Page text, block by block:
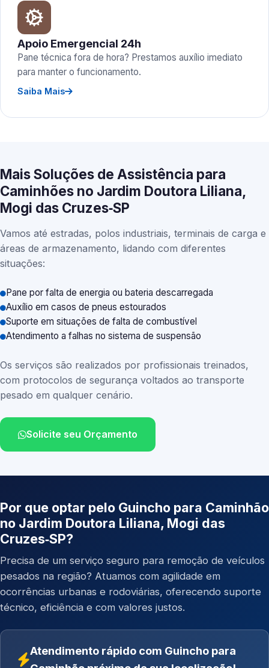
Apoio Emergencial 24h
Pane técnica fora de hora? Prestamos auxílio imediato
para manter o funcionamento.
Saiba Mais
Mais Soluções de Assistência para
Caminhões no Jardim Doutora Liliana,
Mogi das Cruzes‑SP
Vamos até estradas, polos industriais, terminais de carga e
áreas de armazenamento, lidando com diferentes
situações:
Pane por falta de energia ou bateria descarregada
Auxílio em casos de pneus estourados
Suporte em situações de falta de combustível
Atendimento a falhas no sistema de suspensão
Os serviços são realizados por profissionais treinados,
com protocolos de segurança voltados ao transporte
pesado em qualquer cenário.
Solicite seu Orçamento
Por que optar pelo Guincho para Caminhão
no Jardim Doutora Liliana, Mogi das
Cruzes‑SP?
Precisa de um serviço seguro para remoção de veículos
pesados na região? Atuamos com agilidade em
ocorrências urbanas e rodoviárias, oferecendo suporte
técnico, eficiência e com valores justos.
Atendimento rápido com Guincho para